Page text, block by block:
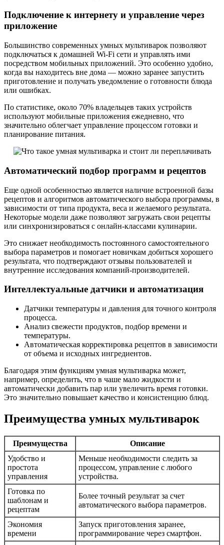
Подключение к интернету и управление через
приложение
Большинство современных умных мультиварок позволяют
подключаться к домашней Wi-Fi сети и управлять ими
посредством мобильных приложений. Это особенно удобно,
когда вы находитесь вне дома — можно заранее запустить
приготовление и получать уведомление о готовности блюда
или ошибках.
По статистике, около 70% владельцев таких устройств
используют мобильные приложения ежедневно, что
значительно облегчает управление процессом готовки и
планирование питания.
Автоматический подбор программ и рецептов
Еще одной особенностью является наличие встроенной базы
рецептов и алгоритмов автоматического выбора программы, в
зависимости от типа продукта, веса и желаемого результата.
Некоторые модели даже позволяют загружать свои рецепты
или синхронизироваться с онлайн-классами кулинарии.
Это снижает необходимость постоянного самостоятельного
выбора параметров и помогает новичкам добиться хорошего
результата, что подтверждают отзывы пользователей и
внутренние исследования компаний-производителей.
Интеллектуальные датчики и автоматизация
Датчики температуры и давления для точного контроля
процесса.
Анализ свежести продуктов, подбор времени и
температуры.
Автоматическая корректировка рецептов в зависимости
от объема и исходных ингредиентов.
Благодаря этим функциям умная мультиварка может,
например, определить, что в чаше мало жидкости и
автоматически добавить пар или увеличить время готовки.
Это значительно повышает качество и консистенцию блюд.
Преимущества умных мультиварок
Преимущества
Описание
Удобство и
простота
управления
Меньше необходимости следить за
процессом, управление с любого
устройства.
Готовка по
шаблонам и
рецептам
Более точный результат за счет
автоматического выбора параметров.
Экономия
времени
Запуск приготовления заранее,
программирование через смартфон.